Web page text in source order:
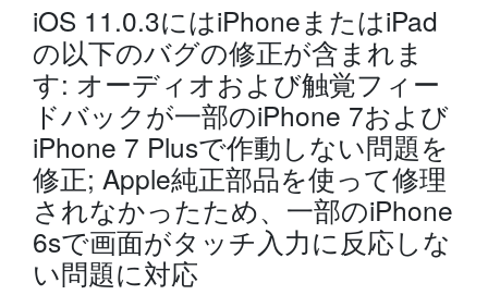
iOS 11.0.3にはiPhoneまたはiPad
の以下のバグの修正が含まれま
す: オーディオおよび触覚フィー
ドバックが一部のiPhone 7および
iPhone 7 Plusで作動しない問題を
修正; Apple純正部品を使って修理
されなかったため、一部のiPhone
6sで画面がタッチ入力に反応しな
い問題に対応